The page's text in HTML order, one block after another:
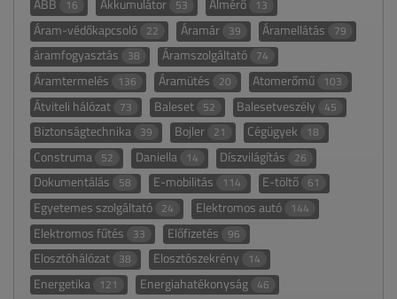
ABB 16 Akkumulátor 53 Almérő 13
Áram-védőkapcsoló 22 Áramár 39 Áramellátás 79
áramfogyasztás 38 Áramszolgáltató 74
Áramtermelés 136 Áramütés 20 Atomerőmű 103
Átviteli hálózat 73 Baleset 52 Balesetveszély 45
Biztonságtechnika 39 Bojler 21 Cégügyek 18
Construma 52 Daniella 14 Díszvilágítás 26
Dokumentálás 58 E-mobilitás 114 E-töltő 61
Egyetemes szolgáltató 24 Elektromos autó 144
Elektromos fűtés 33 Előfizetés 96
Elosztóhálózat 38 Elosztószekrény 14
Energetika 121 Energiahatékonyság 46